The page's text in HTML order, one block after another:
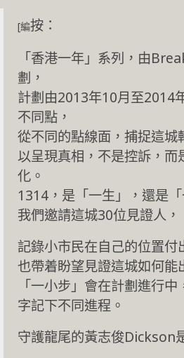
[編按：
「香港一年」系列，由
劃，
計劃由2013年10月至2014
不同點，
從不同的點線面，捕捉這城
以呈現真相，不是控訴，而
化。
1314，是「一生」，還是
我們邀請這城30位見證人，
記錄小市民在自己的位置付
也帶着盼望見證這城如何能
「一小步」會在計劃進行
字記下不同進程。
守護龍尾的黃志俊Dickson